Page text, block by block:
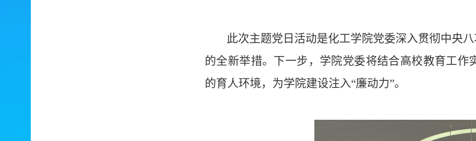
此次主题党日活动是化工学院党委深入贯彻中央
的全新举措。下一步，学院党委将结合高校教育工
的育人环境，为学院建设注入“廉动力”。